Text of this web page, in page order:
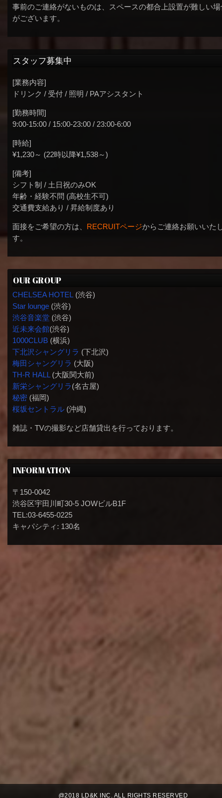
事前のご連絡がないものは、スペースの都合上設置が難しい場
がございます。
スタッフ募集中
[業務内容]
ドリンク / 受付 / 照明 / PAアシスタント
[勤務時間]
9:00-15:00 / 15:00-23:00 / 23:00-6:00
[時給]
¥1,230～ (22時以降¥1,538～)
[備考]
シフト制 / 土日祝のみOK
年齢・経験不問 (高校生不可)
交通費支給あり / 昇給制度あり
面接をご希望の方は、 RECRUITページからご連絡お願いいた
す。
OUR GROUP
CHELSEA HOTEL (渋谷)
Star lounge(渋谷)
渋谷音楽堂(渋谷)
近未来会館(渋谷)
1000CLUB(横浜)
下北沢シャングリラ (下北沢)
梅田シャングリラ (大阪)
TH-R HALL(大阪関大前)
新栄シャングリラ(名古屋)
秘密(福岡)
桜坂セントラル(沖縄)
雑誌・TVの撮影など店舗貸出を行っております。
INFORMATION
〒150-0042
渋谷区宇田川町30-5 JOWビルB1F
TEL:03-6455-0225
キャパシティ: 130名
@2018 LD&K INC. ALL RIGHTS RESERVED